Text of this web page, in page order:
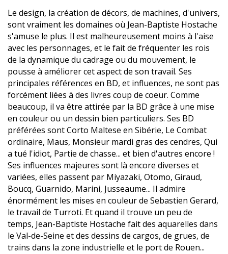
Le design, la création de décors, de machines, d'univers,
sont vraiment les domaines où Jean-Baptiste Hostache
s'amuse le plus. Il est malheureusement moins à l'aise
avec les personnages, et le fait de fréquenter les rois
de la dynamique du cadrage ou du mouvement, le
pousse à améliorer cet aspect de son travail. Ses
principales références en BD, et influences, ne sont pas
forcément liées à des livres coup de coeur. Comme
beaucoup, il va être attirée par la BD grâce à une mise
en couleur ou un dessin bien particuliers. Ses BD
préférées sont Corto Maltese en Sibérie, Le Combat
ordinaire, Maus, Monsieur mardi gras des cendres, Qui
a tué l'idiot, Partie de chasse... et bien d'autres encore !
Ses influences majeures sont là encore diverses et
variées, elles passent par Miyazaki, Otomo, Giraud,
Boucq, Guarnido, Marini, Jusseaume... Il admire
énormément les mises en couleur de Sebastien Gerard,
le travail de Turroti. Et quand il trouve un peu de
temps, Jean-Baptiste Hostache fait des aquarelles dans
le Val-de-Seine et des dessins de cargos, de grues, de
trains dans la zone industrielle et le port de Rouen...